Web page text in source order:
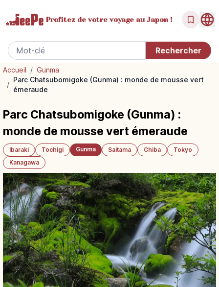
Profitez de votrevoyage au Japon !
Accueil / Gunma
/
Parc Chatsubomigoke (Gunma) : monde de mousse vert
émeraude
Parc Chatsubomigoke (Gunma) :
monde de mousse vert émeraude
Ibaraki Tochigi Gunma Saitama Chiba
Tokyo
Kanagawa